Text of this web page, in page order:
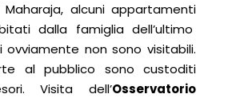
alcuni appartamenti
dalla famiglia dell’ultimo
ovviamente non sono visitabili.
al pubblico sono custoditi
Visita dell’Osservatorio